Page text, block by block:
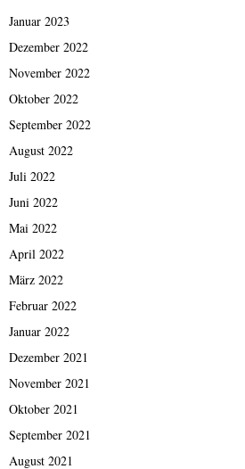
Januar 2023
Dezember 2022
November 2022
Oktober 2022
September 2022
August 2022
Juli 2022
Juni 2022
Mai 2022
April 2022
März 2022
Februar 2022
Januar 2022
Dezember 2021
November 2021
Oktober 2021
September 2021
August 2021